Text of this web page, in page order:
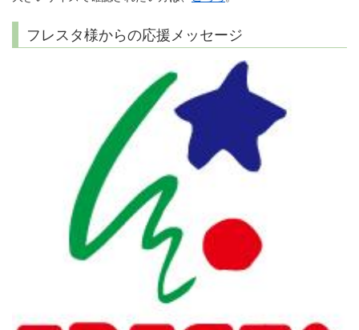
フレスタ様からの応援メッセージ